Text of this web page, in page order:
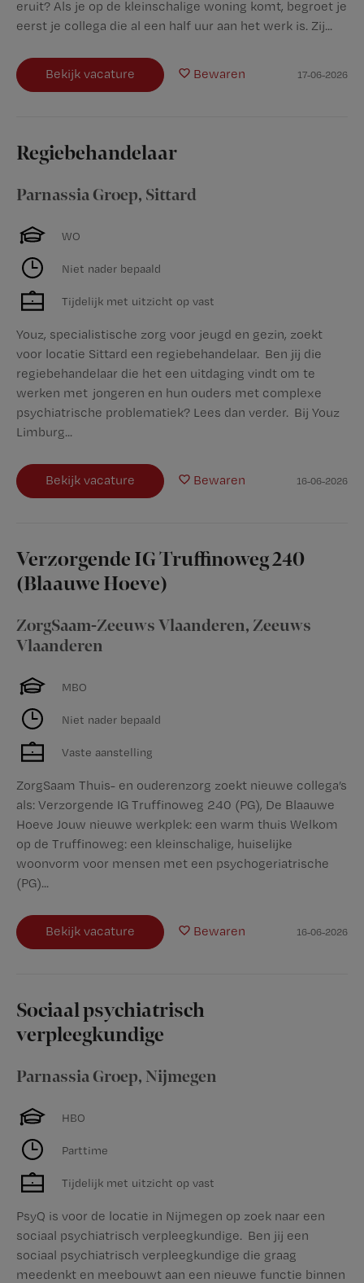
eruit? Als je op de kleinschalige woning komt, begroet je
eerst je collega die al een half uur aan het werk is. Zij...
Bekijk vacature Bewaren 17-06-2026
Regiebehandelaar
Parnassia Groep, Sittard
WO
Niet nader bepaald
Tijdelijk met uitzicht op vast
Youz, specialistische zorg voor jeugd en gezin, zoekt
voor locatie Sittard een regiebehandelaar. Ben jij die
regiebehandelaar die het een uitdaging vindt om te
werken met jongeren en hun ouders met complexe
psychiatrische problematiek? Lees dan verder. Bij Youz
Limburg...
Bekijk vacature Bewaren 16-06-2026
Verzorgende IG Truffinoweg 240
(Blaauwe Hoeve)
ZorgSaam-Zeeuws Vlaanderen, Zeeuws
Vlaanderen
MBO
Niet nader bepaald
Vaste aanstelling
ZorgSaam Thuis- en ouderenzorg zoekt nieuwe collega’s
als: Verzorgende IG Truffinoweg 240 (PG), De Blaauwe
Hoeve Jouw nieuwe werkplek: een warm thuis Welkom
op de Truffinoweg: een kleinschalige, huiselijke
woonvorm voor mensen met een psychogeriatrische
(PG)...
Bekijk vacature Bewaren 16-06-2026
Sociaal psychiatrisch
verpleegkundige
Parnassia Groep, Nijmegen
HBO
Parttime
Tijdelijk met uitzicht op vast
PsyQ is voor de locatie in Nijmegen op zoek naar een
sociaal psychiatrisch verpleegkundige. Ben jij een
sociaal psychiatrisch verpleegkundige die graag
meedenkt en meebouwt aan een nieuwe functie binnen